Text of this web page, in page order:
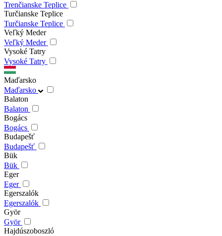
Trenčianske Teplice
Turčianske Teplice
Turčianske Teplice
Veľký Meder
Veľký Meder
Vysoké Tatry
Vysoké Tatry
Maďarsko
Maďarsko
Balaton
Balaton
Bogács
Bogács
Budapešť
Budapešť
Bük
Bük
Eger
Eger
Egerszalók
Egerszalók
Györ
Györ
Hajdúszoboszló